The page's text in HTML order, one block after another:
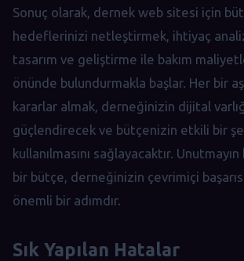
Sonuç olarak, dernek web sitesi için
hedeflerinizi netleştirmek, ihtiyaç
tasarım ve geliştirme ile bakım
önünde bulundurmakla başlar. Her bir
kararlar almak, derneğinizin dijital
güçlendirecek ve bütçenizin etkili bir
kullanılmasını sağlayacaktır.
bir bütçe, derneğinizin çevrimiçi
önemli bir adımdır.
Sık Yapılan Hatalar